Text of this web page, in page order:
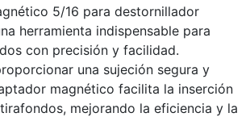
5/16 para destornillador
herramienta indispensable para
con precisión y facilidad.
una sujeción segura y
magnético facilita la inserción
mejorando la eficiencia y la